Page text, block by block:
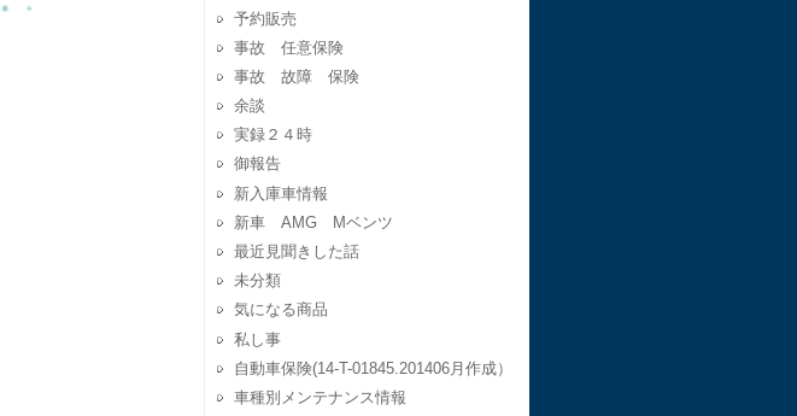
予約販売
事故 任意保険
事故 故障 保険
余談
実録２４時
御報告
新入庫車情報
新車 AMG Mベンツ
最近見聞きした話
未分類
気になる商品
私し事
自動車保険(14-T-01845.201406月作成）
車種別メンテナンス情報